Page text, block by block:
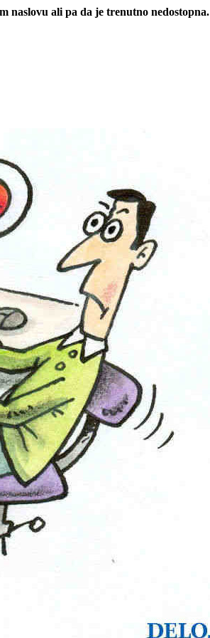
naslovu ali pa da je trenutno nedostopna.